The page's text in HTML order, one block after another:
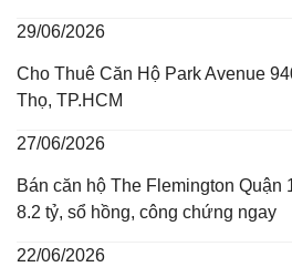
29/06/2026
Cho Thuê Căn Hộ Park Avenue
Thọ, TP.HCM
27/06/2026
Bán căn hộ The Flemington Quận
8.2 tỷ, sổ hồng, công chứng ngay
22/06/2026